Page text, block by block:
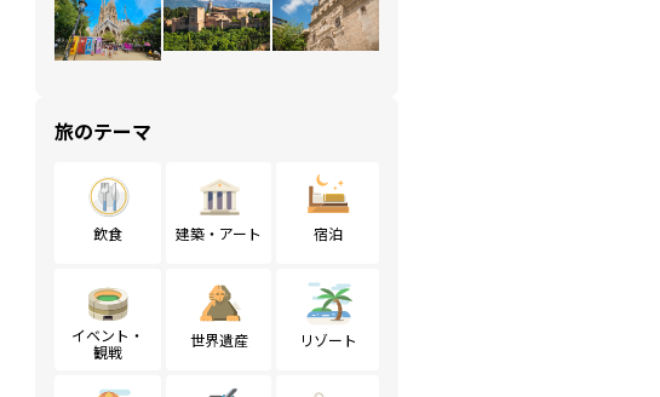
旅のテーマ
飲食 建築・アート 宿泊
イベント・
観戦
世界遺産 リゾート